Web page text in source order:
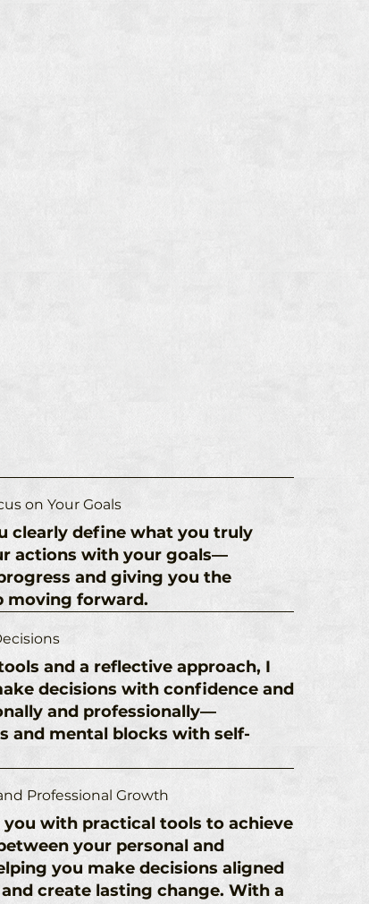
on Your Goals
clearly define what you truly
actions with your goals—
and giving you the
moving forward.
and a reflective approach, I
decisions with confidence and
and professionally—
and mental blocks with self-
Professional Growth
you with practical tools to achieve
your personal and
you make decisions aligned
create lasting change. With a